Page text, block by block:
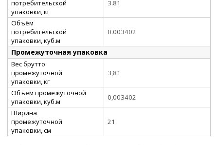
потребительской
упаковки, кг
3.81
Объём
потребительской
упаковки, куб.м
0.003402
Промежуточная упаковка
Вес брутто
промежуточной
упаковки, кг
3,81
Объём промежуточной
упаковки, куб.м
0,003402
Ширина
промежуточной
упаковки, см
21